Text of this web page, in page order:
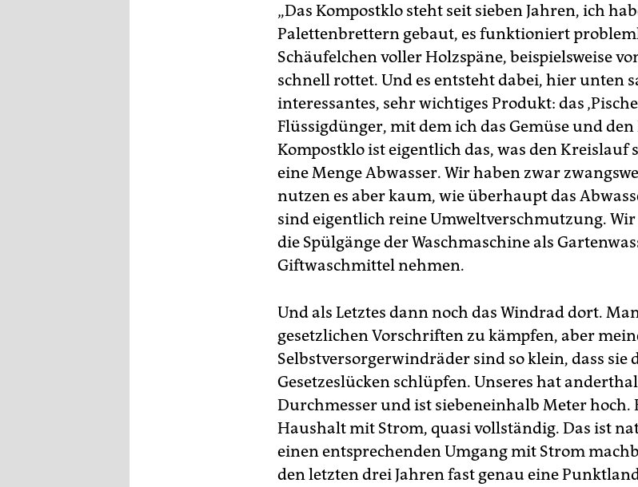
„Das Kompostklo steht seit sieben Jahren, ich
Palettenbrettern gebaut, es funktioniert
Schäufelchen voller Holzspäne, beispielsweise
schnell rottet. Und es entsteht dabei, hier unten
interessantes, sehr wichtiges Produkt: das
Flüssigdünger, mit dem ich das Gemüse und
Kompostklo ist eigentlich das, was den Kreislauf
eine Menge Abwasser. Wir haben zwar
nutzen es aber kaum, wie überhaupt das
sind eigentlich reine Umweltverschmutzung.
die Spülgänge der Waschmaschine als
Giftwaschmittel nehmen.
Und als Letztes dann noch das Windrad dort.
gesetzlichen Vorschriften zu kämpfen, aber
Selbstversorgerwindräder sind so klein, dass sie
Gesetzeslücken schlüpfen. Unseres hat
Durchmesser und ist siebeneinhalb Meter hoch.
Haushalt mit Strom, quasi vollständig. Das ist
einen entsprechenden Umgang mit Strom
den letzten drei Jahren fast genau eine